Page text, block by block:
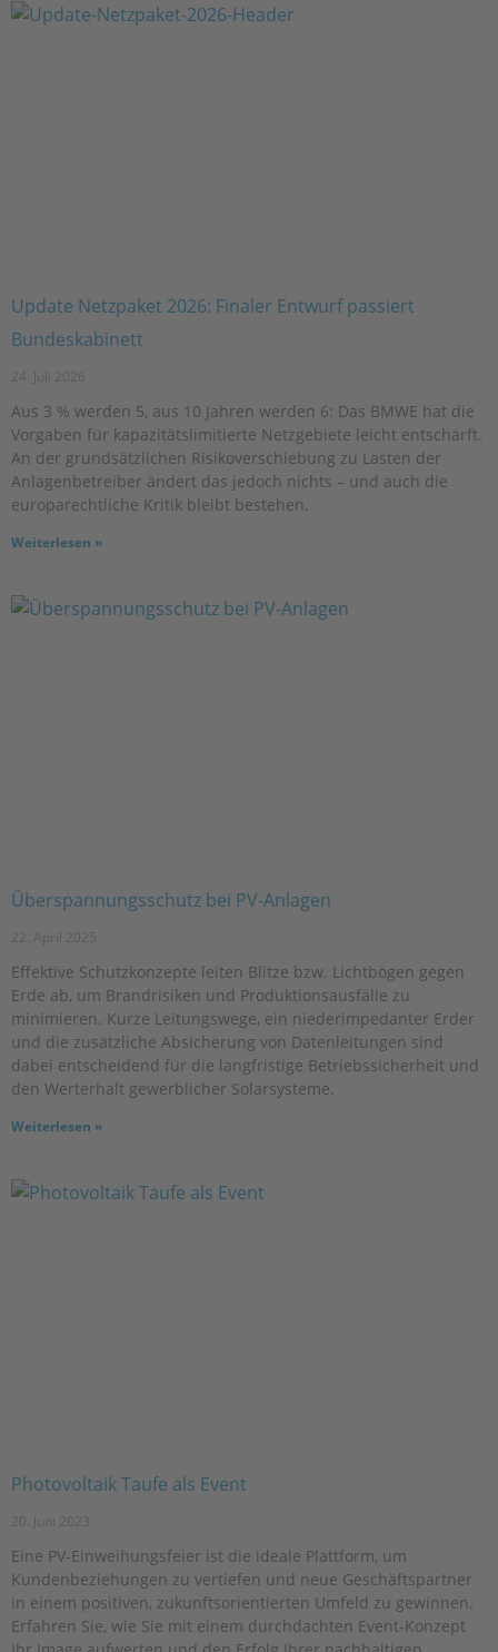
Update Netzpaket 2026: Finaler Entwurf passiert
Bundeskabinett
24. Juli 2026
Aus 3 % werden 5, aus 10 Jahren werden 6: Das BMWE hat die
Vorgaben für kapazitätslimitierte Netzgebiete leicht entschärft.
An der grundsätzlichen Risikoverschiebung zu Lasten der
Anlagenbetreiber ändert das jedoch nichts – und auch die
europarechtliche Kritik bleibt bestehen.
Weiterlesen »
Überspannungsschutz bei PV-Anlagen
22. April 2025
Effektive Schutzkonzepte leiten Blitze bzw. Lichtbögen gegen
Erde ab, um Brandrisiken und Produktionsausfälle zu
minimieren. Kurze Leitungswege, ein niederimpedanter Erder
und die zusätzliche Absicherung von Datenleitungen sind
dabei entscheidend für die langfristige Betriebssicherheit und
den Werterhalt gewerblicher Solarsysteme.
Weiterlesen »
Photovoltaik Taufe als Event
20. Juni 2023
Eine PV-Einweihungsfeier ist die ideale Plattform, um
Kundenbeziehungen zu vertiefen und neue Geschäftspartner
in einem positiven, zukunftsorientierten Umfeld zu gewinnen.
Erfahren Sie, wie Sie mit einem durchdachten Event-Konzept